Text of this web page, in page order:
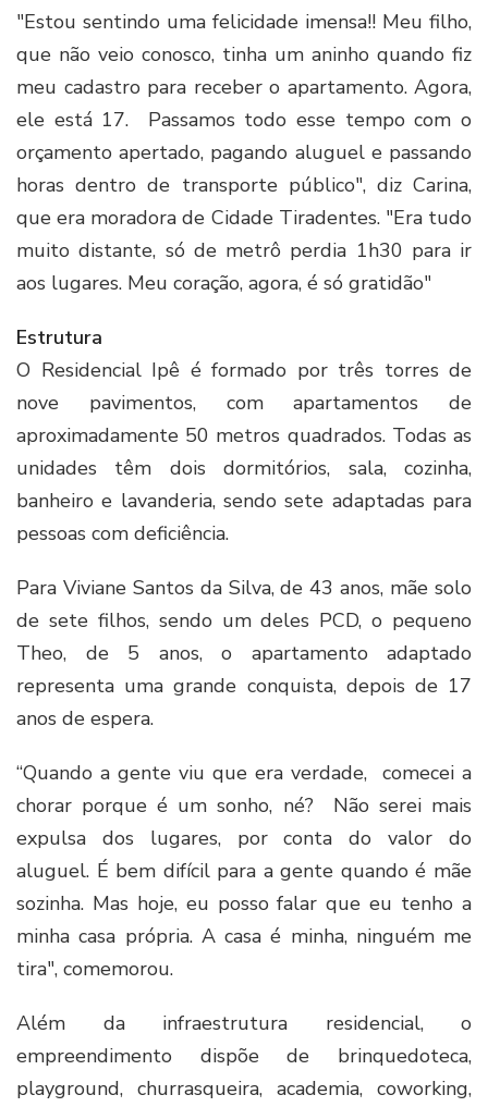
"Estou sentindo uma felicidade imensa!! Meu filho,
que não veio conosco, tinha um aninho quando fiz
meu cadastro para receber o apartamento. Agora,
ele está 17. Passamos todo esse tempo com o
orçamento apertado, pagando aluguel e passando
horas dentro de transporte público", diz Carina,
que era moradora de Cidade Tiradentes. "Era tudo
muito distante, só de metrô perdia 1h30 para ir
aos lugares. Meu coração, agora, é só gratidão"
Estrutura
O Residencial Ipê é formado por três torres de
nove pavimentos, com apartamentos de
aproximadamente 50 metros quadrados. Todas as
unidades têm dois dormitórios, sala, cozinha,
banheiro e lavanderia, sendo sete adaptadas para
pessoas com deficiência.
Para Viviane Santos da Silva, de 43 anos, mãe solo
de sete filhos, sendo um deles PCD, o pequeno
Theo, de 5 anos, o apartamento adaptado
representa uma grande conquista, depois de 17
anos de espera.
“Quando a gente viu que era verdade, comecei a
chorar porque é um sonho, né? Não serei mais
expulsa dos lugares, por conta do valor do
aluguel. É bem difícil para a gente quando é mãe
sozinha. Mas hoje, eu posso falar que eu tenho a
minha casa própria. A casa é minha, ninguém me
tira", comemorou.
Além da infraestrutura residencial, o
empreendimento dispõe de brinquedoteca,
playground, churrasqueira, academia, coworking,